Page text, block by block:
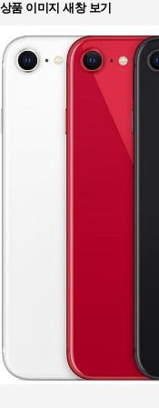
상품 이미지 새창 보기